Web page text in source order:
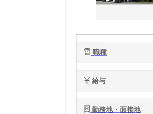
職種
給与
勤務地・面接地